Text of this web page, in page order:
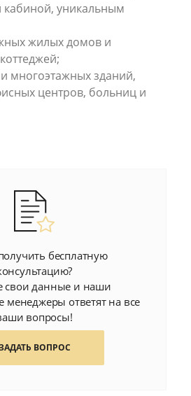
уникальным
жилых домов и
многоэтажных зданий,
центров, больниц и
бесплатную
свои данные и наши
менеджеры ответят на все
вопросы!
ВОПРОС